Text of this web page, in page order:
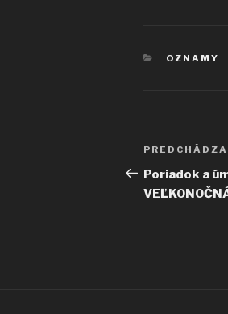
OZNAMY
v
článku
článok
Poriadok a